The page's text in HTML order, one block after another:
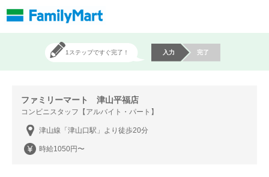
1ステップですぐ完了！ 入力 完了
ファミリーマート 津山平福店
コンビニスタッフ【アルバイト・パート】
津山線「津山口駅」より徒歩20分
時給1050円〜